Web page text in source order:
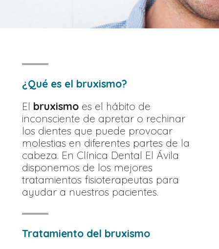
¿Qué es el bruxismo?
El bruxismo es el hábito de
inconsciente de apretar o rechinar
los dientes que puede provocar
molestias en diferentes partes de la
cabeza. En Clínica Dental El Ávila
disponemos de los mejores
tratamientos fisioterapeutas para
ayudar a nuestros pacientes.
Tratamiento del bruxismo